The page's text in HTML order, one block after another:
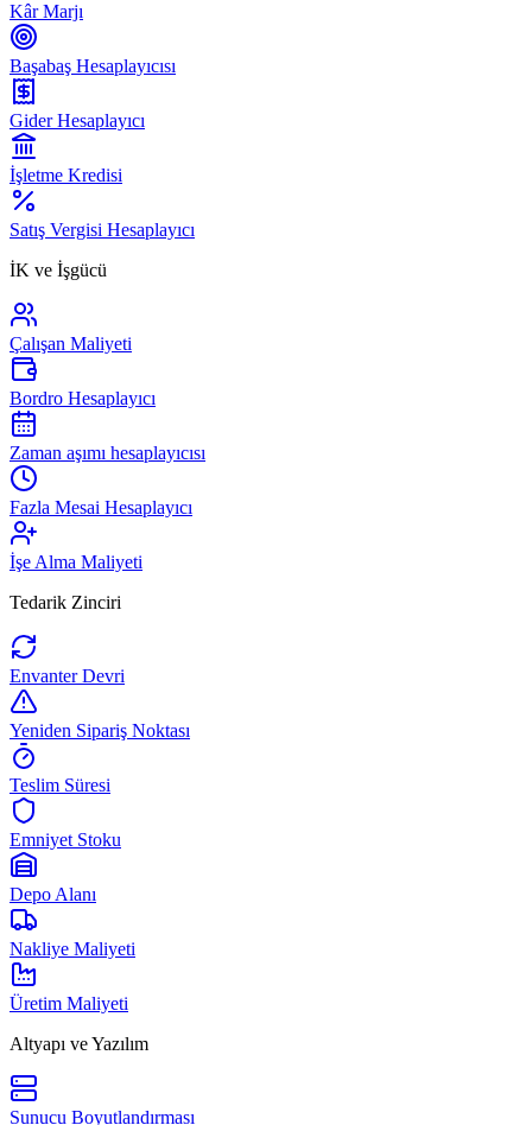
Kâr Marjı
Başabaş Hesaplayıcısı
Gider Hesaplayıcı
İşletme Kredisi
Satış Vergisi Hesaplayıcı
İK ve İşgücü
Çalışan Maliyeti
Bordro Hesaplayıcı
Zaman aşımı hesaplayıcısı
Fazla Mesai Hesaplayıcı
İşe Alma Maliyeti
Tedarik Zinciri
Envanter Devri
Yeniden Sipariş Noktası
Teslim Süresi
Emniyet Stoku
Depo Alanı
Nakliye Maliyeti
Üretim Maliyeti
Altyapı ve Yazılım
Sunucu Boyutlandırması